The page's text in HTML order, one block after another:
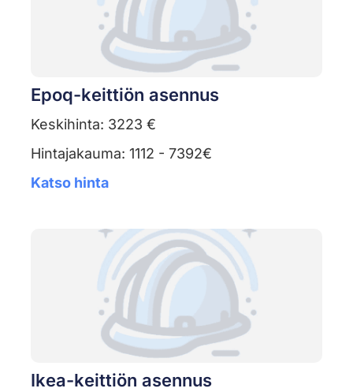
Epoq-keittiön asennus
Keskihinta: 3223 €
Hintajakauma: 1112 - 7392€
Katso hinta
Ikea-keittiön asennus